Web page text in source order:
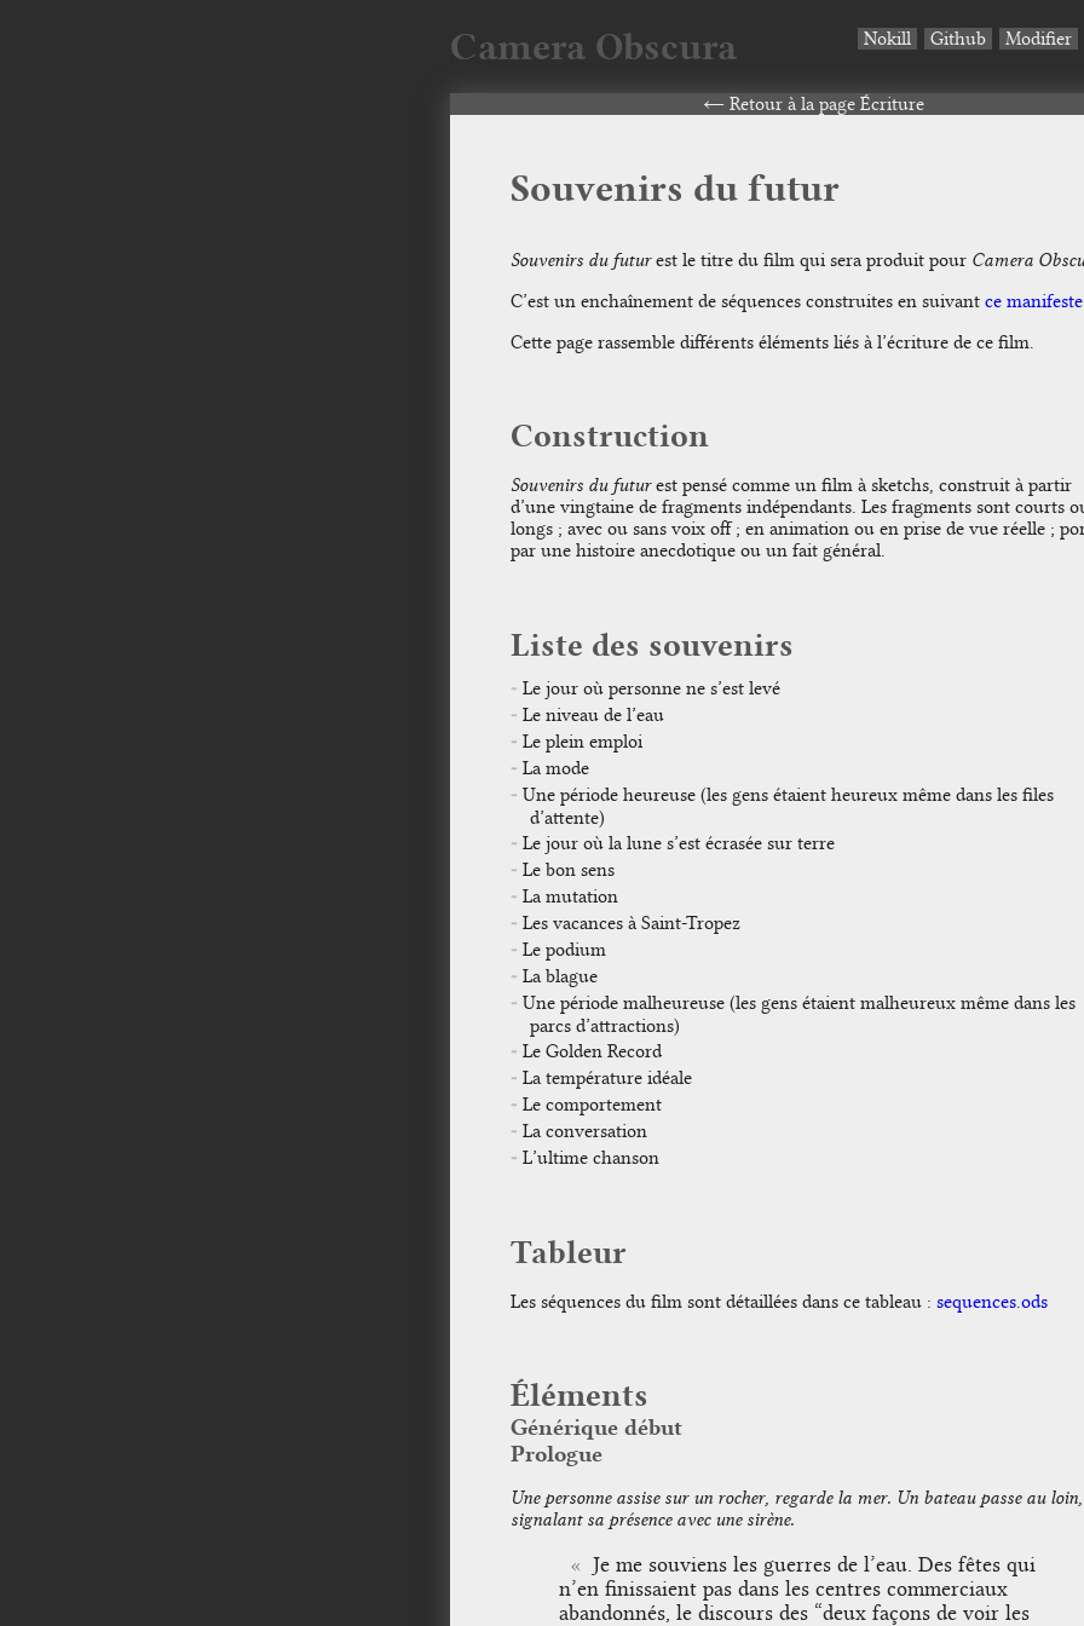
Camera Obscura Nokill Github Modifier
Retour à la page Écriture
Souvenirs du futur
Souvenirs du futurest le titre du film qui sera produit pour Camera
C’est un enchaînement de séquences construites en suivant ce manifeste
Cette page rassemble différents éléments liés à l’écriture de ce film.
Construction
Souvenirs du futurest pensé comme un film à sketchs, construit à partir
d’une vingtaine de fragments indépendants. Les fragments sont courts
longs ; avec ou sans voix off ; en animation ou en prise de vue réelle ;
par une histoire anecdotique ou un fait général.
Liste des souvenirs
Le jour où personne ne s’est levé
Le niveau de l’eau
Le plein emploi
La mode
Une période heureuse (les gens étaient heureux même dans les files
d’attente)
Le jour où la lune s’est écrasée sur terre
Le bon sens
La mutation
Les vacances à Saint-Tropez
Le podium
La blague
Une période malheureuse (les gens étaient malheureux même dans les
parcs d’attractions)
Le Golden Record
La température idéale
Le comportement
La conversation
L’ultime chanson
Tableur
Les séquences du film sont détaillées dans ce tableau : sequences.ods
Éléments
Générique début
Prologue
Une personne assise sur un rocher, regarde la mer. Un bateau passe au
signalant sa présence avec une sirène.
Je me souviens les guerres de l’eau. Des fêtes qui
n’en finissaient pas dans les centres commerciaux
abandonnés, le discours des “deux façons de voir les